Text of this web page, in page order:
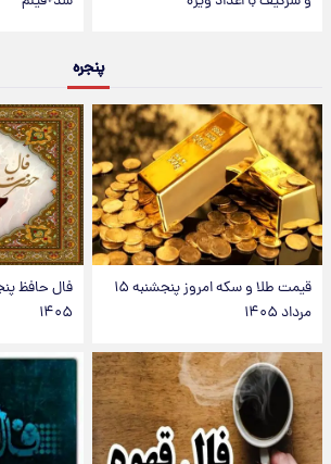
پنجره
قیمت طلا و سکه امروز پنجشنبه ۱۵
مرداد ۱۴۰۵
۱۴۰۵